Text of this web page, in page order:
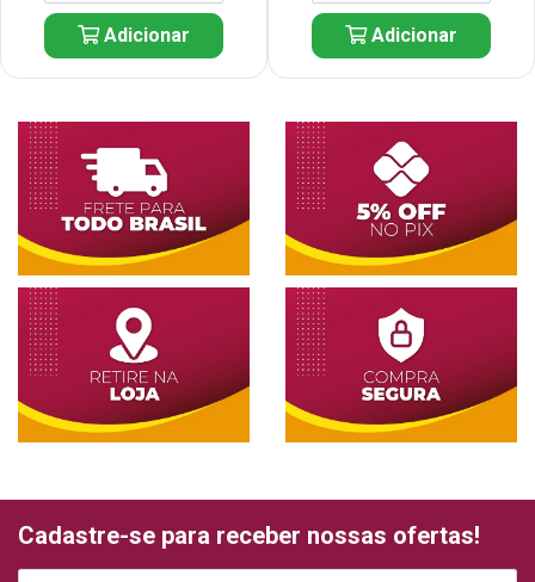
Adicionar Adicionar
Cadastre-se para receber nossas ofertas!